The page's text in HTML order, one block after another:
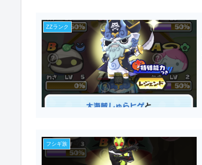
ZZランク
フシギ族